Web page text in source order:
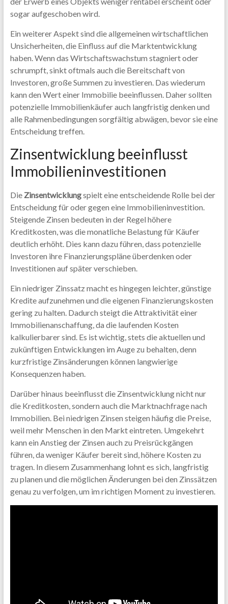
sogar aufgeschoben wird.
Ein weiterer Aspekt sind die allgemeinen wirtschaftlichen
Unsicherheiten, die Einfluss auf die Marktentwicklung
haben. Wenn das Wirtschaftswachstum stagniert oder
schrumpft, sinkt oftmals auch die Bereitschaft von
Investoren, große Summen zu investieren. Das wiederum
kann den Wert einer Immobilie beeinflussen. Daher sollten
potenzielle Immobilienkäufer auch langfristig denken und
alle Rahmenbedingungen sorgfältig abwägen, bevor sie eine
Entscheidung treffen.
Zinsentwicklung beeinflusst
Immobilieninvestitionen
Die Zinsentwicklungspielt eine entscheidende Rolle bei der
Entscheidung für oder gegen eine Immobilieninvestition.
Steigende Zinsen bedeuten in der Regel höhere
Kreditkosten, was die monatliche Belastung für Käufer
deutlich erhöht. Dies kann dazu führen, dass potenzielle
Investoren ihre Finanzierungspläne überdenken oder
Investitionen auf später verschieben.
Ein niedriger Zinssatz macht es hingegen leichter, günstige
Kredite aufzunehmen und die eigenen Finanzierungskosten
gering zu halten. Dadurch steigt die Attraktivität einer
Immobilienanschaffung, da die laufenden Kosten
kalkulierbarer sind. Es ist wichtig, stets die aktuellen und
zukünftigen Entwicklungen im Auge zu behalten, denn
kurzfristige Zinsänderungen können langwierige
Konsequenzen haben.
Darüber hinaus beeinflusst die Zinsentwicklung nicht nur
die Kreditkosten, sondern auch die Marktnachfrage nach
Immobilien. Bei niedrigen Zinsen steigen häufig die Preise,
weil mehr Menschen in den Markt eintreten. Umgekehrt
kann ein Anstieg der Zinsen auch zu Preisrückgängen
führen, da weniger Käufer bereit sind, höhere Kosten zu
tragen. In diesem Zusammenhang lohnt es sich, langfristig
zu planen und die möglichen Änderungen bei den Zinssätzen
genau zu verfolgen, um im richtigen Moment zu investieren.